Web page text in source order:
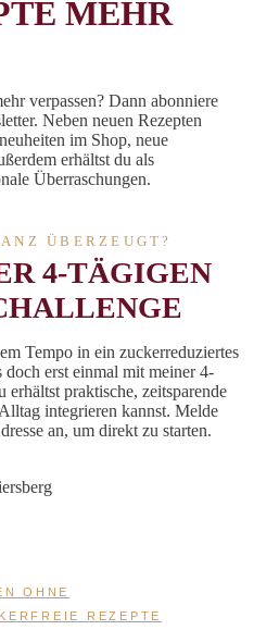
MEHR
verpassen? Dann abonniere
Neben neuen Rezepten
im Shop, neue
erhältst du als
Überraschungen.
ÜBERZEUGT?
4-TÄGIGEN
Tempo in ein zuckerreduziertes
doch erst einmal mit meiner 4-
praktische, zeitsparende
integrieren kannst. Melde
an, um direkt zu starten.
OHNE
REZEPTE